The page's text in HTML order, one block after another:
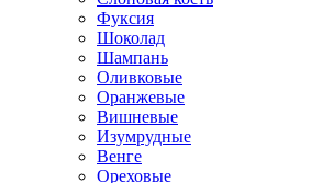
Фуксия
Шоколад
Шампань
Оливковые
Оранжевые
Вишневые
Изумрудные
Венге
Ореховые